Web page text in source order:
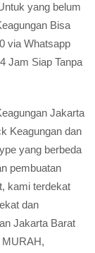
yang belum
Bisa
via Whatsapp
Jam Siap Tanpa
Jakarta
Keagungan dan
yang berbeda
pembuatan
kami terdekat
dan
Jakarta Barat
MURAH,